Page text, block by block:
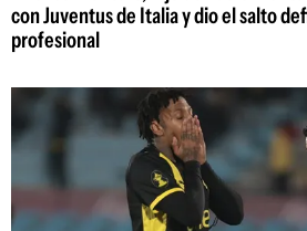
con Juventus de Italia y dio el salto
profesional